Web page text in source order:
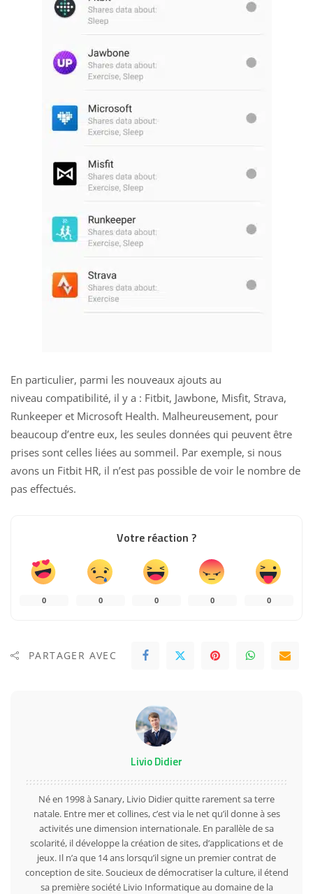
En particulier, parmi les nouveaux ajouts au
niveau compatibilité, il y a : Fitbit, Jawbone, Misfit, Strava,
Runkeeper et Microsoft Health. Malheureusement, pour
beaucoup d’entre eux, les seules données qui peuvent être
prises sont celles liées au sommeil. Par exemple, si nous
avons un Fitbit HR, il n’est pas possible de voir le nombre de
pas effectués.
Votre réaction ?
0 0 0 0 0
PARTAGER AVEC
Livio Didier
Né en 1998 à Sanary, Livio Didier quitte rarement sa terre
natale. Entre mer et collines, c’est via le net qu’il donne à ses
activités une dimension internationale. En parallèle de sa
scolarité, il développe la création de sites, d’applications et de
jeux. Il n’a que 14 ans lorsqu’il signe un premier contrat de
conception de site. Soucieux de démocratiser la culture, il étend
sa première société Livio Informatique au domaine de la